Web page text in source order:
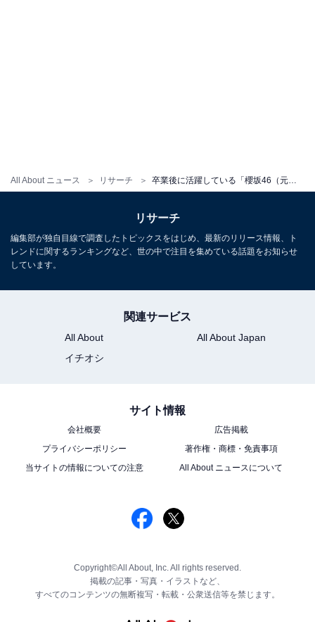
All About ニュース リサーチ
リサーチ
編集部が独自目線で調査したトピックスをはじめ、最新のリリース情報、ト
レンドに関するランキングなど、世の中で注目を集めている話題をお知らせ
しています。
関連サービス
All About
All About Japan
イチオシ
サイト情報
会社概要
広告掲載
プライバシーポリシー
著作権・商標・免責事項
当サイトの情報についての注意
All About ニュースについて
Copyright©All About, Inc. All rights reserved.
掲載の記事・写真・イラストなど、
すべてのコンテンツの無断複写・転載・公衆送信等を禁じます。